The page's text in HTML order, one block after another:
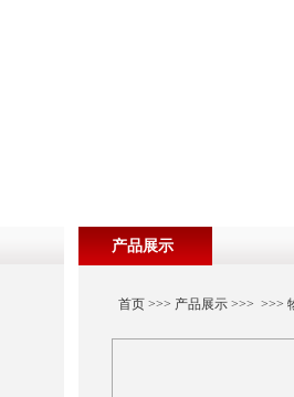
产品展示
首页>>> 产品展示>>> >>>